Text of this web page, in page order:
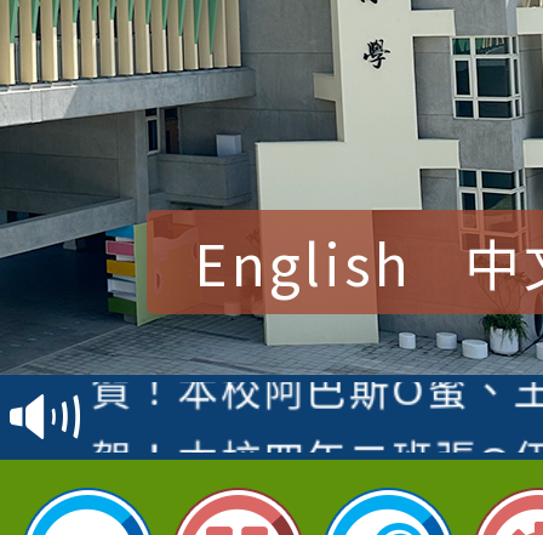
English 中
賀！本校參加桃園市中
賽 洪綺君教師榮獲社
名
賀！本校阿巴斯O蜜、
倩參加桃園市科展 國
名 指導老師王老師、
賀！本校四年二班張O
園市英語競賽國小朗讀
賀！本校參加桃園市中